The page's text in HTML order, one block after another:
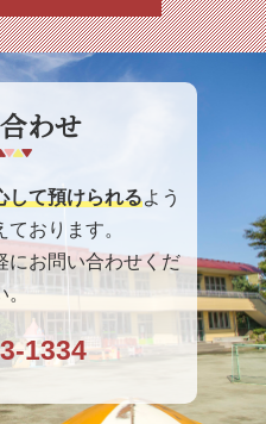
わせ
して預けられるよう
おります。
にお問い合わせくだ
。
1334